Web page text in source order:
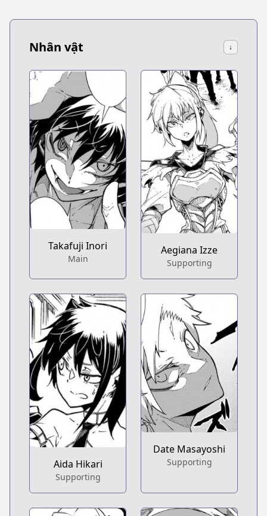
Nhân vật ↓
Takafuji Inori
Main
Aegiana Izze
Supporting
Aida Hikari
Supporting
Date Masayoshi
Supporting